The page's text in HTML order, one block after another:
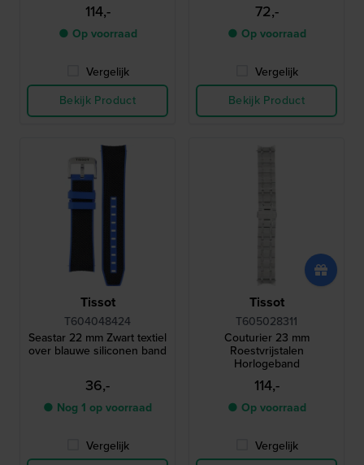
114,-
● Op voorraad
Vergelijk
Bekijk Product
72,-
● Op voorraad
Vergelijk
Bekijk Product
Tissot
T604048424
Seastar 22 mm Zwart textiel
over blauwe siliconen band
36,-
● Nog 1 op voorraad
Vergelijk
Tissot
T605028311
Couturier 23 mm
Roestvrijstalen
Horlogeband
114,-
● Op voorraad
Vergelijk